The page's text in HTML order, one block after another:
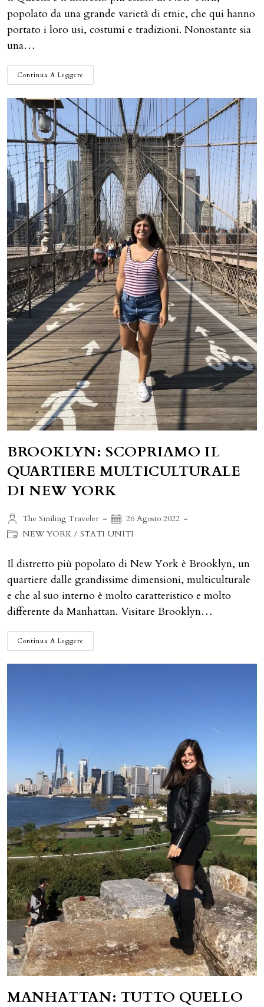
popolato da una grande varietà di etnie, che qui hanno
portato i loro usi, costumi e tradizioni. Nonostante sia
una…
Continua A Leggere
QUEENS:
VEDERE
NEL
DISTRETTO
PIÙ
ESTESO
DI
NEW
YORK
BROOKLYN: SCOPRIAMO IL
QUARTIERE MULTICULTURALE
DI NEW YORK
Autore
dell'articolo:
The Smiling Traveler
Articolo
pubblicato:
26 Agosto 2022
Categoria
NEW YORK / STATI UNITI
Il distretto più popolato di New York è Brooklyn, un
quartiere dalle grandissime dimensioni, multiculturale
e che al suo interno è molto caratteristico e molto
differente da Manhattan. Visitare Brooklyn…
Continua A Leggere
SCOPRIAMO
QUARTIERE
MANHATTAN: TUTTO QUELLO